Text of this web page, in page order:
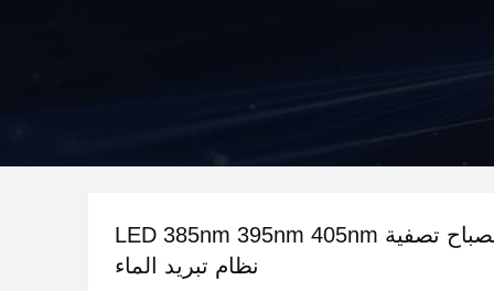
150 واط مصباح تصفية LED 385nm 395nm 405nm
نظام تبريد الماء